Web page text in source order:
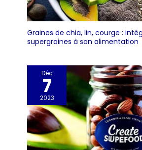
Graines de chia, lin, courge :
supergraines à son alimentation
Déc
7
2023